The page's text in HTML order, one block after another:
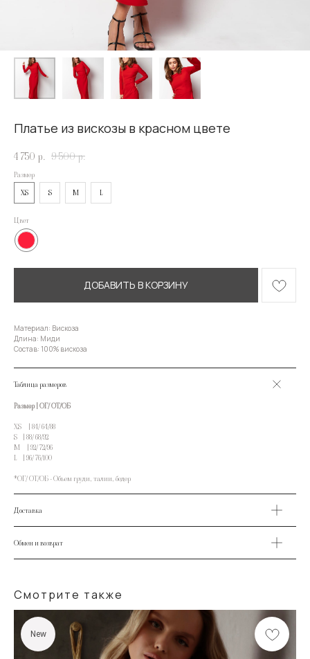
Платье из вискозы в красном цвете
4 750 р. 9 500 р.
Размер
XS
S M L
Цвет
ДОБАВИТЬ В КОРЗИНУ
Материал: Вискоза
Длина: Миди
Состав: 100% вискоза
Таблица размеров
Размер | ОГ/ ОТ/ОБ
XS | 84/ 64/88
S | 88/ 68/92
M | 92/ 72/96
L | 96/ 76/100
*ОГ/ ОТ/ОБ - Объем груди, талии, бедер
Доставка
Обмен и возврат
Смотрите также
New